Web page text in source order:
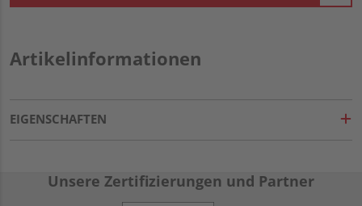
Artikelinformationen
EIGENSCHAFTEN
Unsere Zertifizierungen und Partner